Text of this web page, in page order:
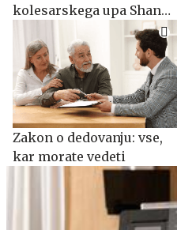
kolesarskega upa Shana
Zakon o dedovanju: vse,
kar morate vedeti